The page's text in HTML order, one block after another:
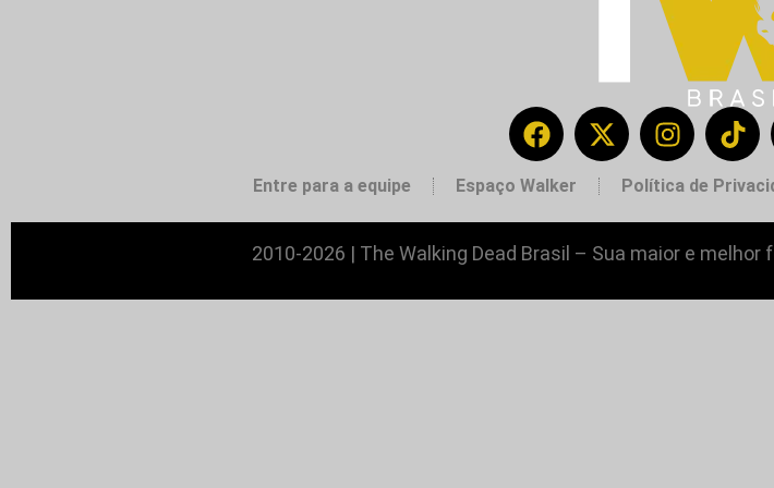
Entre para a equipe Espaço Walker Política de
2010-2026 | The Walking Dead Brasil – Sua maior e